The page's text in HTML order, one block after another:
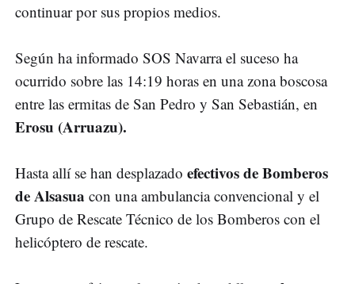
continuar por sus propios medios.
Según ha informado SOS Navarra el suceso ha
ocurrido sobre las 14:19 horas en una zona boscosa
entre las ermitas de San Pedro y San Sebastián, en
Erosu (Arruazu).
Hasta allí se han desplazado efectivos de Bomberos
de Alsasua con una ambulancia convencional y el
Grupo de Rescate Técnico de los Bomberos con el
helicóptero de rescate.